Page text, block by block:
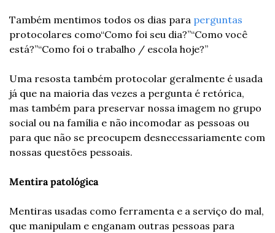
Também mentimos todos os dias para perguntas
protocolares como“Como foi seu dia?”“Como você
está?”“Como foi o trabalho / escola hoje?”
Uma resosta também protocolar geralmente é usada
já que na maioria das vezes a pergunta é retórica,
mas também para preservar nossa imagem no grupo
social ou na família e não incomodar as pessoas ou
para que não se preocupem desnecessariamente com
nossas questões pessoais.
Mentira patológica
Mentiras usadas como ferramenta e a serviço do mal,
que manipulam e enganam outras pessoas para